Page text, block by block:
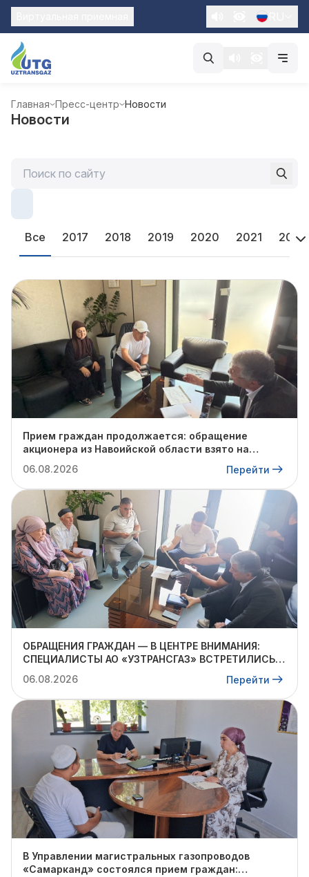
Главная Пресс-центр Новости
Новости
Все 2017 2018 2019 2020 2021 2022
Прием граждан продолжается: обращение
акционера из Навоийской области взято на
06.08.2026 Перейти
ОБРАЩЕНИЯ ГРАЖДАН — В ЦЕНТРЕ ВНИМАНИЯ:
СПЕЦИАЛИСТЫ АО «УЗТРАНСГАЗ» ВСТРЕТИЛИСЬ С
06.08.2026 Перейти
В Управлении магистральных газопроводов
«Самарканд» состоялся прием граждан: